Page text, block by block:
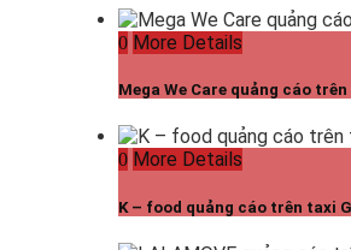
More Details
Mega We Care quảng cáo
More Details
K – food quảng cáo trên taxi